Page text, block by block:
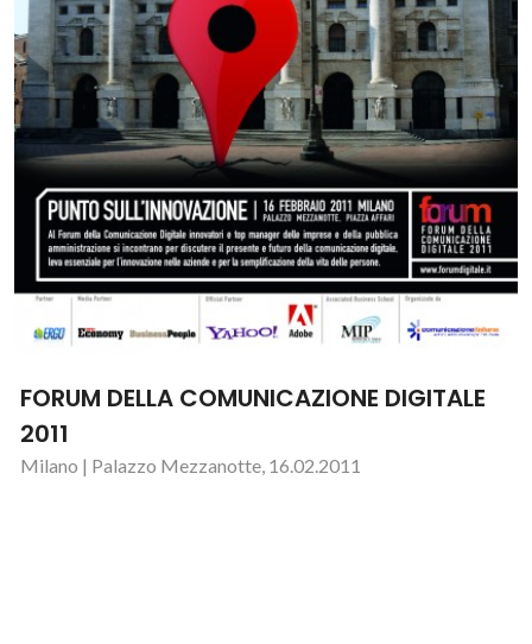
FORUM DELLA COMUNICAZIONE DIGITALE
2011
Milano | Palazzo Mezzanotte, 16.02.2011